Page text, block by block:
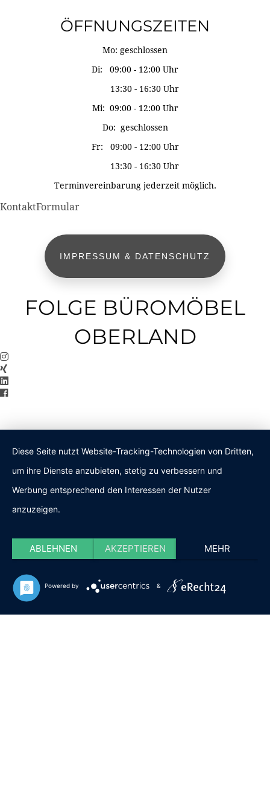
ÖFFNUNGSZEITEN
Mo: geschlossen
Di: 09:00 - 12:00 Uhr
13:30 - 16:30 Uhr
Mi: 09:00 - 12:00 Uhr
Do: geschlossen
Fr: 09:00 - 12:00 Uhr
13:30 - 16:30 Uhr
Terminvereinbarung jederzeit möglich.
KontaktFormular
IMPRESSUM & DATENSCHUTZ
FOLGE BÜROMÖBEL
OBERLAND
Diese Seite nutzt Website-Tracking-Technologien von Dritten,
um ihre Dienste anzubieten, stetig zu verbessern und
Werbung entsprechend den Interessen der Nutzer
anzuzeigen.
ABLEHNEN AKZEPTIEREN MEHR
Powered by &